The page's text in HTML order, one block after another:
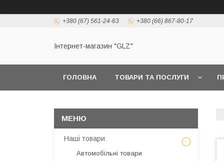
+380 (67) 561-24-63 +380 (66) 867-80-17
Інтернет-магазин "GLZ"
ГОЛОВНА ТОВАРИ ТА ПОСЛУГИ
Наші товари
Автомобільні товари